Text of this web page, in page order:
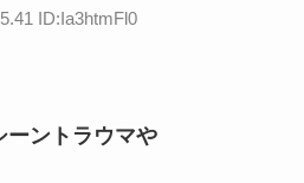
ID:Ia3htmFl0
ーントラウマや